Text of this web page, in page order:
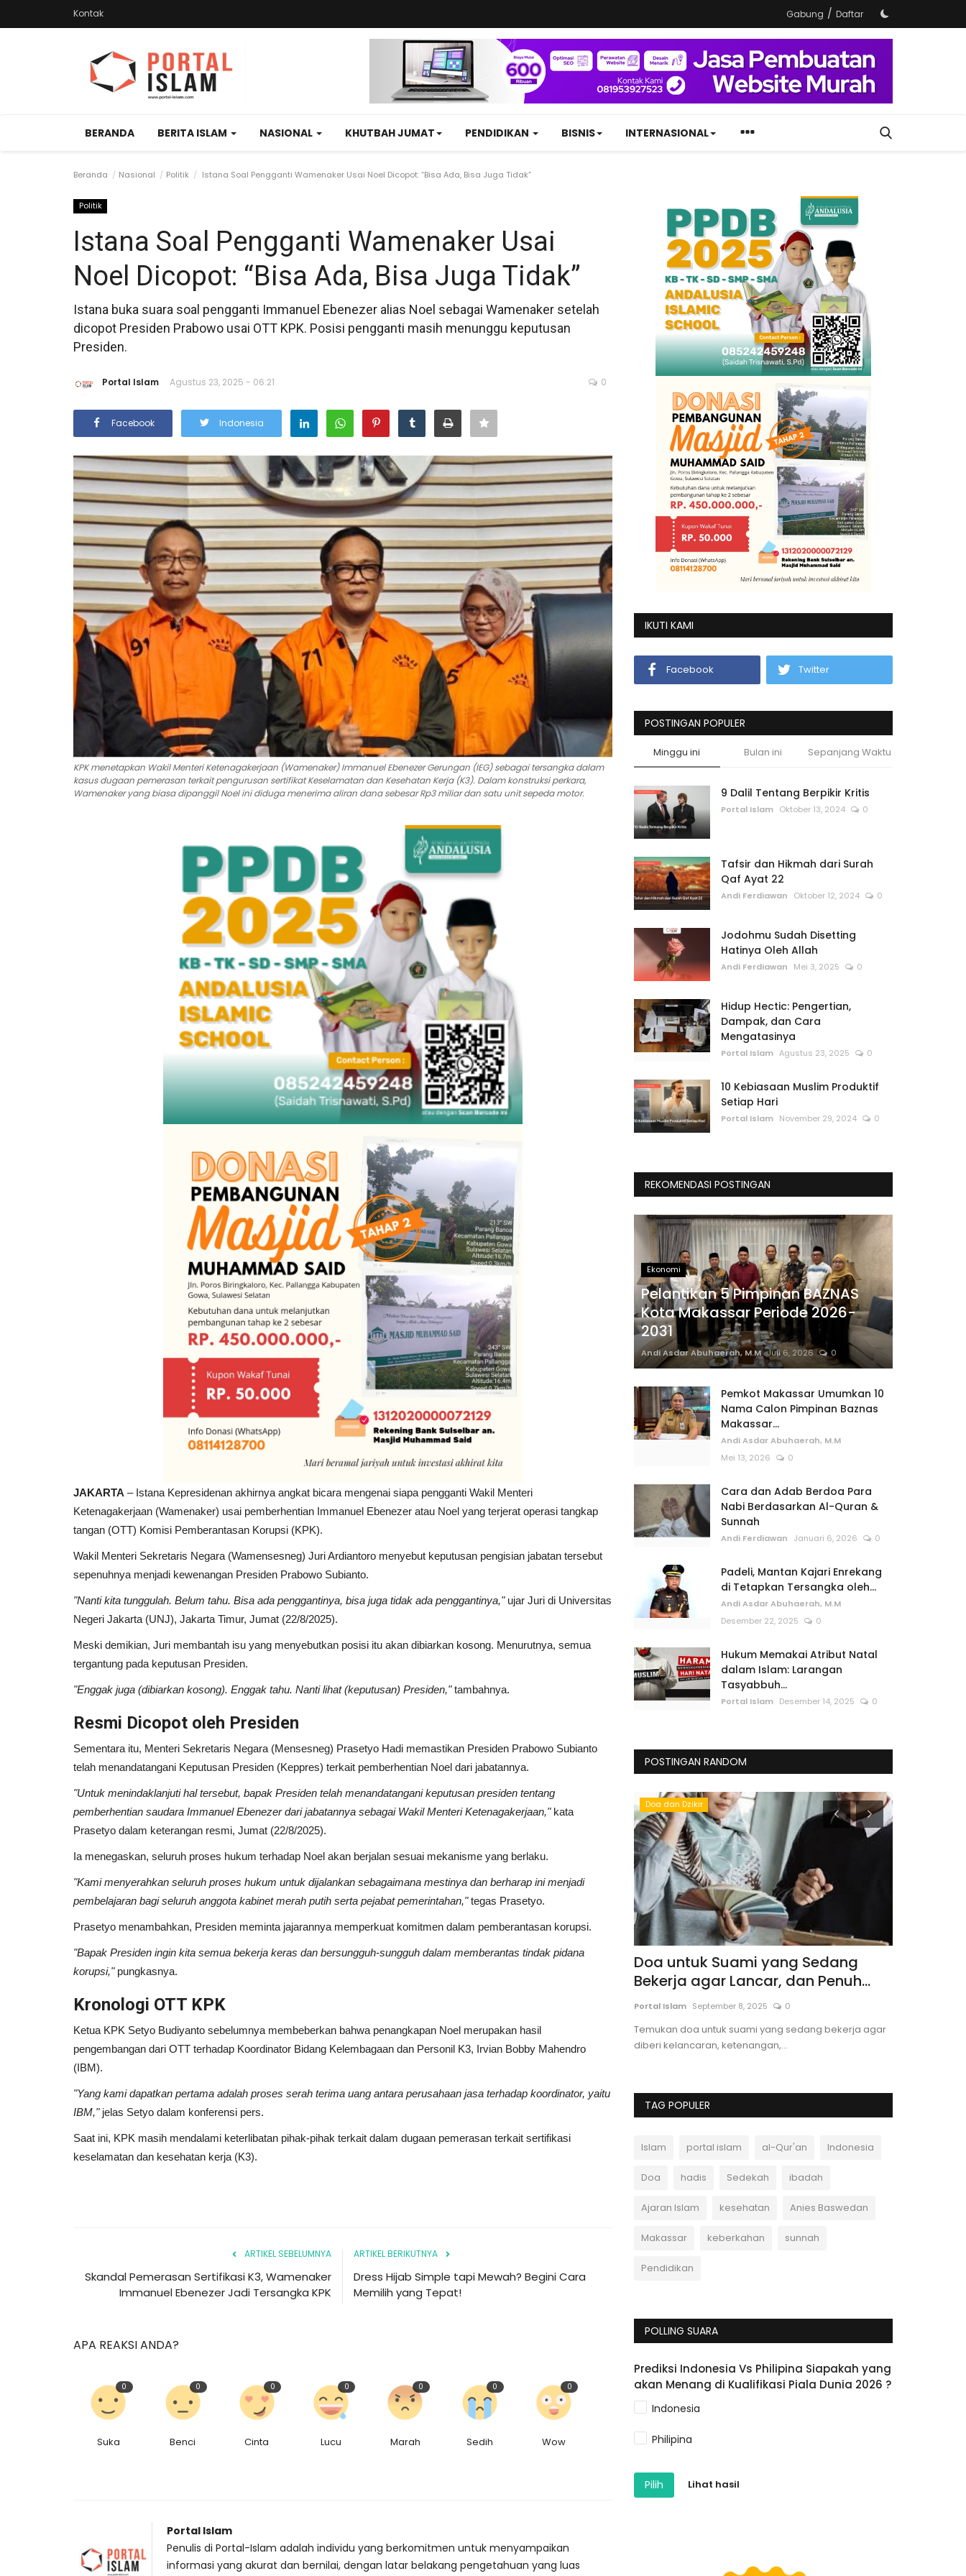
Kontak Gabung / Daftar
BERANDA BERITA ISLAM NASIONAL KHUTBAH JUMAT PENDIDIKAN BISNIS INTERNASIONAL
Beranda Nasional Politik Istana Soal Pengganti Wamenaker Usai Noel Dicopot: “Bisa Ada, Bisa Juga Tidak”
Politik
Istana Soal Pengganti Wamenaker Usai
Noel Dicopot: “Bisa Ada, Bisa Juga Tidak”
Istana buka suara soal pengganti Immanuel Ebenezer alias Noel sebagai Wamenaker setelah
dicopot Presiden Prabowo usai OTT KPK. Posisi pengganti masih menunggu keputusan
Presiden.
Portal Islam Agustus 23, 2025 - 06:21 0
Facebook Indonesia
KPK menetapkan Wakil Menteri Ketenagakerjaan (Wamenaker) Immanuel Ebenezer Gerungan (IEG) sebagai tersangka dalam
kasus dugaan pemerasan terkait pengurusan sertifikat Keselamatan dan Kesehatan Kerja (K3). Dalam konstruksi perkara,
Wamenaker yang biasa dipanggil Noel ini diduga menerima aliran dana sebesar Rp3 miliar dan satu unit sepeda motor.
JAKARTA – Istana Kepresidenan akhirnya angkat bicara mengenai siapa pengganti Wakil Menteri
Ketenagakerjaan (Wamenaker) usai pemberhentian Immanuel Ebenezer atau Noel yang terjerat operasi tangkap
tangan (OTT) Komisi Pemberantasan Korupsi (KPK).
Wakil Menteri Sekretaris Negara (Wamensesneg) Juri Ardiantoro menyebut keputusan pengisian jabatan tersebut
sepenuhnya menjadi kewenangan Presiden Prabowo Subianto.
"Nanti kita tunggulah. Belum tahu. Bisa ada penggantinya, bisa juga tidak ada penggantinya,"ujar Juri di Universitas
Negeri Jakarta (UNJ), Jakarta Timur, Jumat (22/8/2025).
Meski demikian, Juri membantah isu yang menyebutkan posisi itu akan dibiarkan kosong. Menurutnya, semua
tergantung pada keputusan Presiden.
"Enggak juga (dibiarkan kosong). Enggak tahu. Nanti lihat (keputusan) Presiden,"tambahnya.
Resmi Dicopot oleh Presiden
Sementara itu, Menteri Sekretaris Negara (Mensesneg) Prasetyo Hadi memastikan Presiden Prabowo Subianto
telah menandatangani Keputusan Presiden (Keppres) terkait pemberhentian Noel dari jabatannya.
"Untuk menindaklanjuti hal tersebut, bapak Presiden telah menandatangani keputusan presiden tentang
pemberhentian saudara Immanuel Ebenezer dari jabatannya sebagai Wakil Menteri Ketenagakerjaan,"kata
Prasetyo dalam keterangan resmi, Jumat (22/8/2025).
Ia menegaskan, seluruh proses hukum terhadap Noel akan berjalan sesuai mekanisme yang berlaku.
"Kami menyerahkan seluruh proses hukum untuk dijalankan sebagaimana mestinya dan berharap ini menjadi
pembelajaran bagi seluruh anggota kabinet merah putih serta pejabat pemerintahan,"tegas Prasetyo.
Prasetyo menambahkan, Presiden meminta jajarannya memperkuat komitmen dalam pemberantasan korupsi.
"Bapak Presiden ingin kita semua bekerja keras dan bersungguh-sungguh dalam memberantas tindak pidana
korupsi,"pungkasnya.
Kronologi OTT KPK
Ketua KPK Setyo Budiyanto sebelumnya membeberkan bahwa penangkapan Noel merupakan hasil
pengembangan dari OTT terhadap Koordinator Bidang Kelembagaan dan Personil K3, Irvian Bobby Mahendro
(IBM).
"Yang kami dapatkan pertama adalah proses serah terima uang antara perusahaan jasa terhadap koordinator, yaitu
IBM,"jelas Setyo dalam konferensi pers.
Saat ini, KPK masih mendalami keterlibatan pihak-pihak terkait dalam dugaan pemerasan terkait sertifikasi
keselamatan dan kesehatan kerja (K3).
ARTIKEL SEBELUMNYA
Skandal Pemerasan Sertifikasi K3, Wamenaker
Immanuel Ebenezer Jadi Tersangka KPK
ARTIKEL BERIKUTNYA
Dress Hijab Simple tapi Mewah? Begini Cara
Memilih yang Tepat!
APA REAKSI ANDA?
0
Suka
0
Benci
0
Cinta
0
Lucu
0
Marah
0
Sedih
0
Wow
Portal Islam
Penulis di Portal-Islam adalah individu yang berkomitmen untuk menyampaikan
informasi yang akurat dan bernilai, dengan latar belakang pengetahuan yang luas
IKUTI KAMI
Facebook Twitter
POSTINGAN POPULER
Minggu ini Bulan ini Sepanjang Waktu
9 Dalil Tentang Berpikir Kritis
Portal Islam Oktober 13, 2024 0
Tafsir dan Hikmah dari Surah
Qaf Ayat 22
Andi Ferdiawan Oktober 12, 2024 0
Jodohmu Sudah Disetting
Hatinya Oleh Allah
Andi Ferdiawan Mei 3, 2025 0
Hidup Hectic: Pengertian,
Dampak, dan Cara
Mengatasinya
Portal Islam Agustus 23, 2025 0
10 Kebiasaan Muslim Produktif
Setiap Hari
Portal Islam November 29, 2024 0
REKOMENDASI POSTINGAN
Ekonomi
Pelantikan 5 Pimpinan BAZNAS
Kota Makassar Periode 2026-
2031
Andi Asdar Abuhaerah, M.M Juli 6, 2026 0
Pemkot Makassar Umumkan 10
Nama Calon Pimpinan Baznas
Makassar...
Andi Asdar Abuhaerah, M.M
Mei 13, 2026
0
Cara dan Adab Berdoa Para
Nabi Berdasarkan Al-Quran &
Sunnah
Andi Ferdiawan Januari 6, 2026 0
Padeli, Mantan Kajari Enrekang
di Tetapkan Tersangka oleh...
Andi Asdar Abuhaerah, M.M
Desember 22, 2025
0
Hukum Memakai Atribut Natal
dalam Islam: Larangan
Tasyabbuh...
Portal Islam Desember 14, 2025 0
POSTINGAN RANDOM
15 Waktu Mustajab Yang Wajib
Diketahui Ketika Berdoa
ZUL FIKRAN ARBIE Januari 15, 2025
Temukan 15 waktu mustajab ketika berdoa yang
dijamin dikabulkan. Pelajari kapan...
Kursus IELTS Makassar: Raih Skor
Ingin raih skor IELTS untuk beasiswa atau kerja di
Australia? Temukan kursus IELTS...
Doa dan Dzikir
Doa untuk Suami yang Sedang
Bekerja agar Lancar, dan Penuh...
Portal Islam September 8, 2025 0
Temukan doa untuk suami yang sedang bekerja agar
diberi kelancaran, ketenangan,...
TAG POPULER
Islam portal islam al-Qur'an Indonesia
Doa hadis Sedekah ibadah
Ajaran Islam kesehatan Anies Baswedan
Makassar keberkahan sunnah
Pendidikan
POLLING SUARA
Prediksi Indonesia Vs Philipina Siapakah yang
akan Menang di Kualifikasi Piala Dunia 2026 ?
Indonesia
Philipina
Pilih Lihat hasil